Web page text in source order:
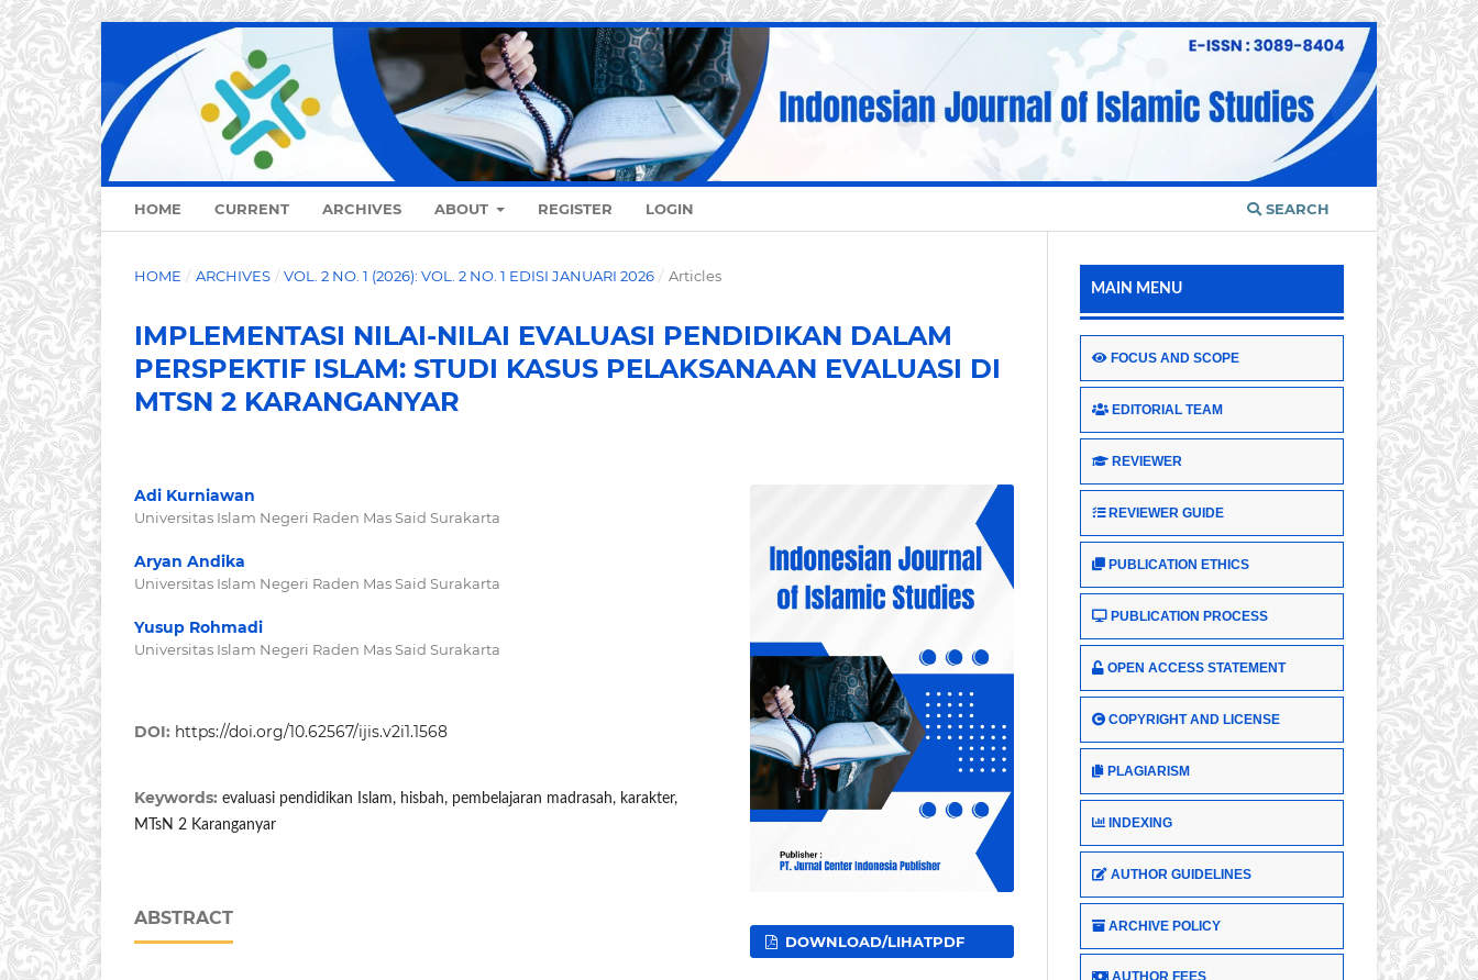
HOME CURRENT ARCHIVES ABOUT REGISTER LOGIN SEARCH
HOME / ARCHIVES / VOL. 2 NO. 1 (2026): VOL. 2 NO. 1 EDISI JANUARI 2026 / Articles
IMPLEMENTASI NILAI-NILAI EVALUASI PENDIDIKAN DALAM
PERSPEKTIF ISLAM: STUDI KASUS PELAKSANAAN EVALUASI DI
MTSN 2 KARANGANYAR
Adi Kurniawan
Universitas Islam Negeri Raden Mas Said Surakarta
Aryan Andika
Universitas Islam Negeri Raden Mas Said Surakarta
Yusup Rohmadi
Universitas Islam Negeri Raden Mas Said Surakarta
DOI: https://doi.org/10.62567/ijis.v2i1.1568
Keywords: evaluasi pendidikan Islam, hisbah, pembelajaran madrasah, karakter,
MTsN 2 Karanganyar
ABSTRACT
DOWNLOAD/LIHATPDF
MAIN MENU
FOCUS AND SCOPE
EDITORIAL TEAM
REVIEWER
REVIEWER GUIDE
PUBLICATION ETHICS
PUBLICATION PROCESS
OPEN ACCESS STATEMENT
COPYRIGHT AND LICENSE
PLAGIARISM
INDEXING
AUTHOR GUIDELINES
ARCHIVE POLICY